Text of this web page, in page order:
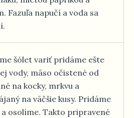
Fazuľa napučí a voda sa
šólet variť pridáme ešte
vody, mäso očistené od
na kocky, mrkvu a
na väčšie kusy. Pridáme
a osolíme. Takto pripravené